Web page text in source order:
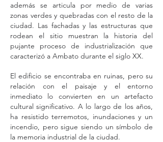
además se articula por medio de varias
zonas verdes y quebradas con el resto de la
ciudad. Las fachadas y las estructuras que
rodean el sitio muestran la historia del
pujante proceso de industrialización que
caracterizó a Ambato durante el siglo XX.
El edificio se encontraba en ruinas, pero su
relación con el paisaje y el entorno
inmediato lo convierten en un artefacto
cultural significativo. A lo largo de los años,
ha resistido terremotos, inundaciones y un
incendio, pero sigue siendo un símbolo de
la memoria industrial de la ciudad.